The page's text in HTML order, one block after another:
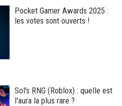
Pocket Gamer Awards 2025 :
les votes sont ouverts !
Sol's RNG (Roblox) : quelle est
l'aura la plus rare ?